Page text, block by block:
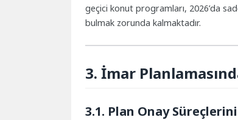
geçici konut programları, 2026’da
bulmak zorunda kalmaktadır.
3. İmar
3.1. Plan Onay